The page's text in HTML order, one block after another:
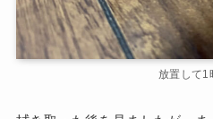
放置して1